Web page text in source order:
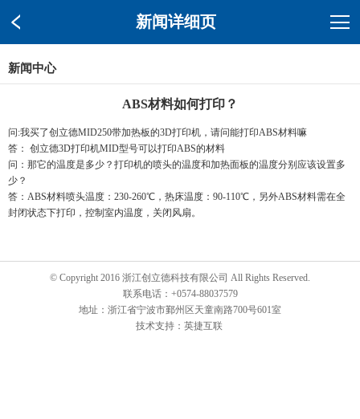
新闻详细页
新闻中心
ABS材料如何打印？
问:我买了创立德MID250带加热板的3D打印机，请问能打印ABS材料嘛
答： 创立德3D打印机MID型号可以打印ABS的材料
问：那它的温度是多少？打印机的喷头的温度和加热面板的温度分别应该设置多
少？
答：ABS材料喷头温度：230-260℃，热床温度：90-110℃，另外ABS材料需在全
封闭状态下打印，控制室内温度，关闭风扇。
© Copyright 2016 浙江创立德科技有限公司 All Rights Reserved.
联系电话：+0574-88037579
地址：浙江省宁波市鄞州区天童南路700号601室
技术支持：英捷互联